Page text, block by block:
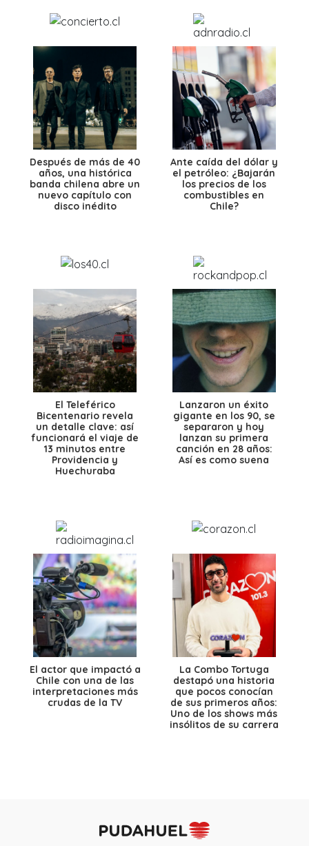
Después de más de 40
años, una histórica
banda chilena abre un
nuevo capítulo con
disco inédito
Ante caída del dólar y
el petróleo: ¿Bajarán
los precios de los
combustibles en
Chile?
El Teleférico
Bicentenario revela
un detalle clave: así
funcionará el viaje de
13 minutos entre
Providencia y
Huechuraba
Lanzaron un éxito
gigante en los 90, se
separaron y hoy
lanzan su primera
canción en 28 años:
Así es como suena
El actor que impactó a
Chile con una de las
interpretaciones más
crudas de la TV
La Combo Tortuga
destapó una historia
que pocos conocían
de sus primeros años:
Uno de los shows más
insólitos de su carrera